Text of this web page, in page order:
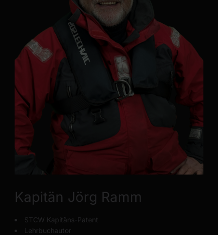
Kapitän Jörg Ramm
STCW Kapitäns-Patent
Lehrbuchautor